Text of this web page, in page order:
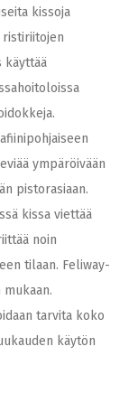
kissoja
ristiriitojen
käyttää
ympäröivään
pistorasiaan.
kissa viettää
noin
tilaan. Feliway-
tarvita koko
käytön